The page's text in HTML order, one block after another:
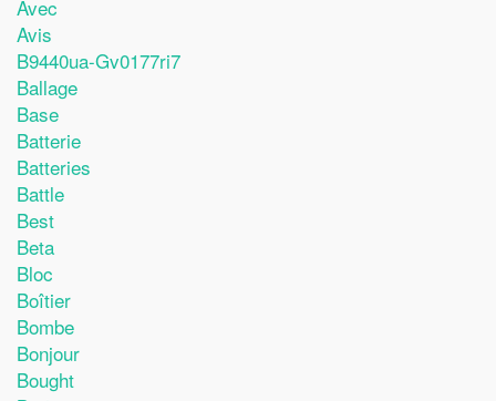
Avec
Avis
B9440ua-Gv0177ri7
Ballage
Base
Batterie
Batteries
Battle
Best
Beta
Bloc
Boîtier
Bombe
Bonjour
Bought